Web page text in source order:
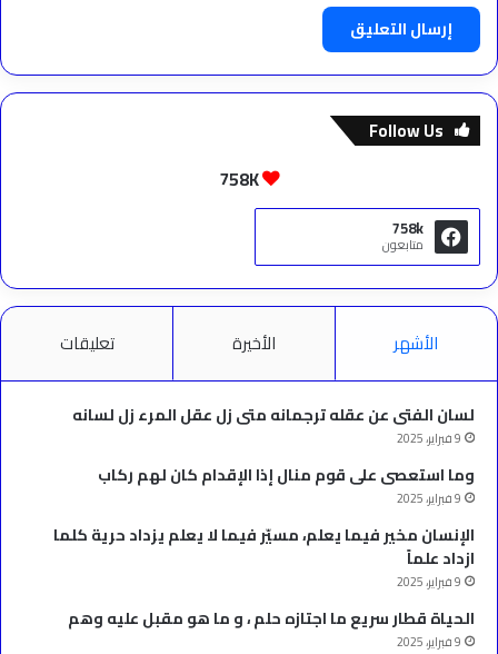
Follow Us
758K
758k
متابعون
الأشهر الأخيرة تعليقات
لسان الفتى عن عقله ترجمانه متى زل عقل المرء زل لسانه
9 فبراير، 2025
وما استعصى على قوم منال إذا الإقدام كان لهم ركاب
9 فبراير، 2025
الإنسان مخير فيما يعلم، مسيّر فيما لا يعلم يزداد حرية كلما
ازداد علماً
9 فبراير، 2025
الحياة قطار سريع ما اجتازه حلم ، و ما هو مقبل عليه وهم
9 فبراير، 2025